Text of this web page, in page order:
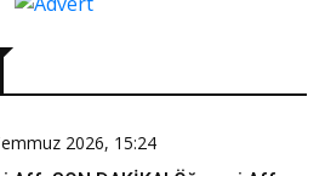
2026, 15:24